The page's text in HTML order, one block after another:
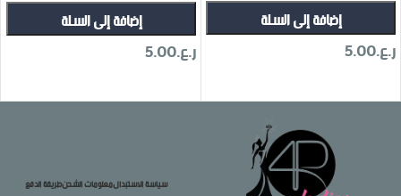
إضافة إلى السلة
ر.ع.5.00
إضافة إلى السلة
ر.ع.5.00
سياسة الاستبدالمعلومات الشحنطريقة الدفع